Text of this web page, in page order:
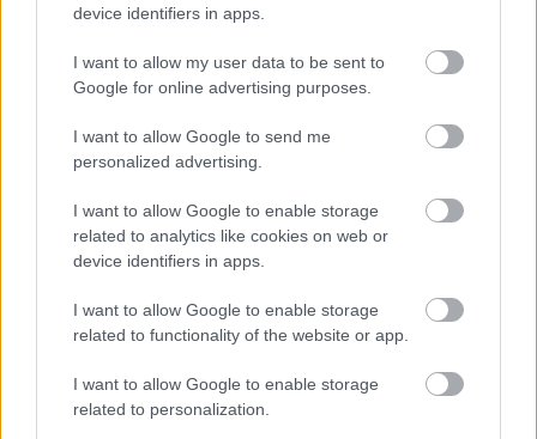
device identifiers in apps.
I want to allow my user data to be sent to
Google for online advertising purposes.
I want to allow Google to send me
personalized advertising.
I want to allow Google to enable storage
related to analytics like cookies on web or
device identifiers in apps.
I want to allow Google to enable storage
related to functionality of the website or app.
I want to allow Google to enable storage
related to personalization.
Stevie Wonder, súlyosabban –